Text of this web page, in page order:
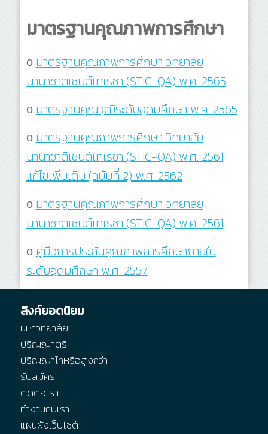
มาตรฐานคุณภาพการศึกษา
οมาตรฐานคุณภาพการศึกษา วิทยาลัย
นานาชาติเซนต์เทเรซา (STIC-QA) พ.ศ. 2565
οมาตรฐานคุณวุฒิระดับอุดมศึกษา พ.ศ. 2565
οมาตรฐานคุณภาพการศึกษา วิทยาลัย
นานาชาติเซนต์เทเรซา (STIC-QA) พ.ศ. 2561
แก้ไขเพิ่มเติม (ฉบับที่ 2) พ.ศ. 2562
οมาตรฐานคุณภาพการศึกษา วิทยาลัย
นานาชาติเซนต์เทเรซา (STIC-QA) พ.ศ. 2561
οคู่มือการประกันคุณภาพการศึกษาภายใน
ระดับอุดมศึกษา พ.ศ. 2557
ลิงค์ยอดนิยม
มหาวิทยาลัย
ปริญญาตรี
ปริญญาโทหรือสูงกว่า
รับสมัคร
ติดต่อเรา
ทำงานกับเรา
แผนผังเว็บไซต์